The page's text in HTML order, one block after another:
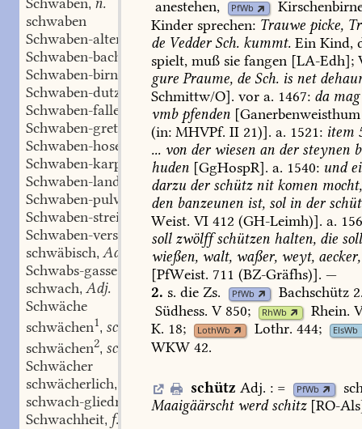
,
schwaben
Schwaben-alter
Schwaben-bach
Schwaben-birne
Schwaben-dutzend
n.
Schwaben-falle
Schwaben-grete
Schwaben-hosen
Schwaben-karpfen
m.
Schwaben-land
Schwaben-pulver
Schwaben-streich
m.
Schwaben-verstand
m.
schwäbisch, Adj.
Schwabs-gasse
schwach, Adj.
Schwäche
schwächen1, schw.
schwächen2, schw.
Schwächer
schwächerlich,
schwach-gliedrig
Adj.
Schwachheit, f.
anestehen, PfWb
Kinder sprechen: Trauwe picke,
de VedderSch. kummt. Ein Kind,
spielt, muß sie fangen [LA-Edh];
gure Praume, de Sch. is net
Schmittw/O]. vor a. 1467: damag
vmbpfenden [Ganerbenweisthum
(in: MHVPf. II 21)]. a. 1521: item
... von derwiesen an dersteynen
huden [GgHospR]. a. 1540: und
darzu derschütznitkomen mocht,
den banzeunen ist, solin der
Weist. VI 412 (GH-Leimh)]. a.
sollzwölffschützen halten, die
wießen, walt, waßer, weyt, aecker,
[PfWeist. 711 (BZ-Gräfhs)]. —
2. s. die Zs. PfWb Bachschütz
Südhess. V850; RhWb Rhein.
K. 18; LothWb Lothr. 444; ElsWb
WKW 42.
schütz Adj. := PfWb
Maaigäärschtwerdschitz[RO-Als